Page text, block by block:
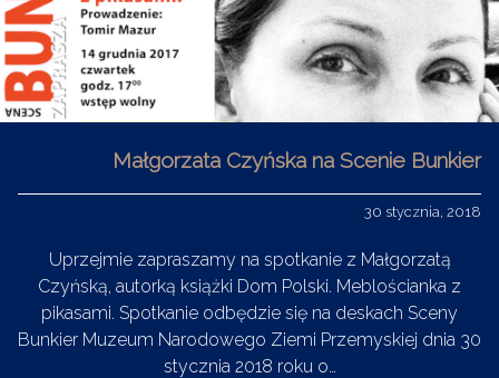
Małgorzata Czyńska na Scenie Bunkier
30 stycznia, 2018
Uprzejmie zapraszamy na spotkanie z Małgorzatą
Czyńską, autorką książki Dom Polski. Meblościanka z
pikasami. Spotkanie odbędzie się na deskach Sceny
Bunkier Muzeum Narodowego Ziemi Przemyskiej dnia 30
stycznia 2018 roku o…